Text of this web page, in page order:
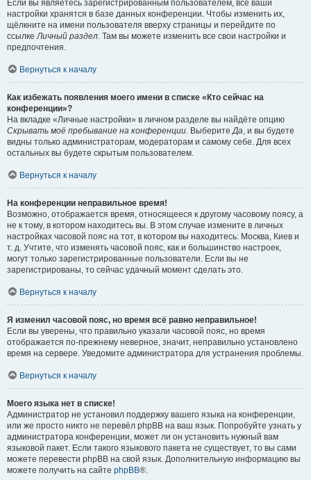
Если вы являетесь зарегистрированным пользователем, все ваши
настройки хранятся в базе данных конференции. Чтобы изменить их,
щёлкните на имени пользователя вверху страницы и перейдите по
ссылкеЛичный раздел. Там вы можете изменить все свои настройки и
предпочтения.
Вернуться к началу
Как избежать появления моего имени в списке «Кто сейчас на
конференции»?
На вкладке «Личные настройки» в личном разделе вы найдёте опцию
Скрывать моё пребывание на конференции. ВыберитеДа, и вы будете
видны только администраторам, модераторам и самому себе. Для всех
остальных вы будете скрытым пользователем.
Вернуться к началу
На конференции неправильное время!
Возможно, отображается время, относящееся к другому часовому поясу, а
не к тому, в котором находитесь вы. В этом случае измените в личных
настройках часовой пояс на тот, в котором вы находитесь: Москва, Киев и
т. д. Учтите, что изменять часовой пояс, как и большинство настроек,
могут только зарегистрированные пользователи. Если вы не
зарегистрированы, то сейчас удачный момент сделать это.
Вернуться к началу
Я изменил часовой пояс, но время всё равно неправильное!
Если вы уверены, что правильно указали часовой пояс, но время
отображается по-прежнему неверное, значит, неправильно установлено
время на сервере. Уведомите администратора для устранения проблемы.
Вернуться к началу
Моего языка нет в списке!
Администратор не установил поддержку вашего языка на конференции,
или же просто никто не перевёл phpBB на ваш язык. Попробуйте узнать у
администратора конференции, может ли он установить нужный вам
языковой пакет. Если такого языкового пакета не существует, то вы сами
можете перевести phpBB на свой язык. Дополнительную информацию вы
можете получить на сайте phpBB®.